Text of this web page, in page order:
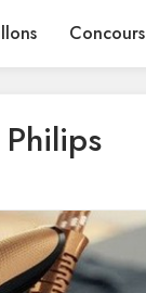
Concours